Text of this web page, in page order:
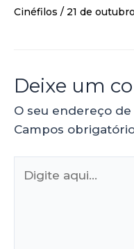
Cinéfilos / 21 de
Deixe um
O seu endereço
Campos